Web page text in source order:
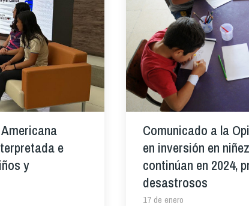
e
y
Comunicado a la
en inversión en
continúan en 2024,
desastrosos
17 de enero